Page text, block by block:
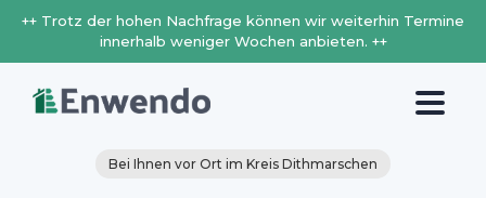
++ Trotz der hohen Nachfrage können wir weiterhin Termine
innerhalb weniger Wochen anbieten. ++
Bei Ihnen vor Ort im Kreis Dithmarschen